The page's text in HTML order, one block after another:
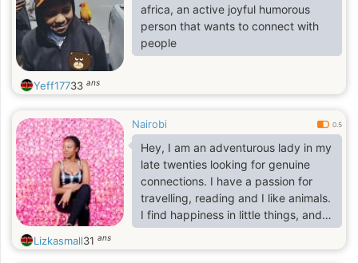
africa, an active joyful humorous
person that wants to connect with
people
Yeff17733 ans
Nairobi 0.5
Hey, I am an adventurous lady in my
late twenties looking for genuine
connections. I have a passion for
travelling, reading and I like animals.
I find happiness in little things, and I
like to laugh. No kids yet.
Lizkasmall31 ans